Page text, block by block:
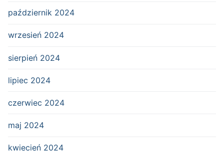
październik 2024
wrzesień 2024
sierpień 2024
lipiec 2024
czerwiec 2024
maj 2024
kwiecień 2024